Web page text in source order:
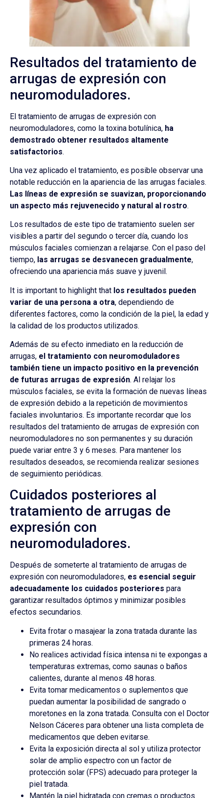
Resultados del tratamiento de
arrugas de expresión con
neuromoduladores.
El tratamiento de arrugas de expresión con
neuromoduladores, como la toxina botulínica, ha
demostrado obtener resultados altamente
satisfactorios.
Una vez aplicado el tratamiento, es posible observar una
notable reducción en la apariencia de las arrugas faciales.
Las líneas de expresión se suavizan, proporcionando
un aspecto más rejuvenecido y natural al rostro.
Los resultados de este tipo de tratamiento suelen ser
visibles a partir del segundo o tercer día, cuando los
músculos faciales comienzan a relajarse. Con el paso del
tiempo, las arrugas se desvanecen gradualmente,
ofreciendo una apariencia más suave y juvenil.
It is important to highlight that los resultados pueden
variar de una persona a otra, dependiendo de
diferentes factores, como la condición de la piel, la edad y
la calidad de los productos utilizados.
Además de su efecto inmediato en la reducción de
arrugas, el tratamiento con neuromoduladores
también tiene un impacto positivo en la prevención
de futuras arrugas de expresión. Al relajar los
músculos faciales, se evita la formación de nuevas líneas
de expresión debido a la repetición de movimientos
faciales involuntarios. Es importante recordar que los
resultados del tratamiento de arrugas de expresión con
neuromoduladores no son permanentes y su duración
puede variar entre 3 y 6 meses. Para mantener los
resultados deseados, se recomienda realizar sesiones
de seguimiento periódicas.
Cuidados posteriores al
tratamiento de arrugas de
expresión con
neuromoduladores.
Después de someterte al tratamiento de arrugas de
expresión con neuromoduladores, es esencial seguir
adecuadamente los cuidados posteriores para
garantizar resultados óptimos y minimizar posibles
efectos secundarios.
Evita frotar o masajear la zona tratada durante las
primeras 24 horas.
No realices actividad física intensa ni te expongas a
temperaturas extremas, como saunas o baños
calientes, durante al menos 48 horas.
Evita tomar medicamentos o suplementos que
puedan aumentar la posibilidad de sangrado o
moretones en la zona tratada. Consulta con el Doctor
Nelson Cáceres para obtener una lista completa de
medicamentos que deben evitarse.
Evita la exposición directa al sol y utiliza protector
solar de amplio espectro con un factor de
protección solar (FPS) adecuado para proteger la
piel tratada.
Mantén la piel hidratada con cremas o productos